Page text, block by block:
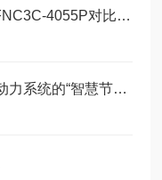
东芝变频器VFNC3C-4022P与VFNC3C-4055P对比：两款定位器该如何按需选型？
东芝VFS15-2075PM变频器工业动力系统的“智慧节能引擎”